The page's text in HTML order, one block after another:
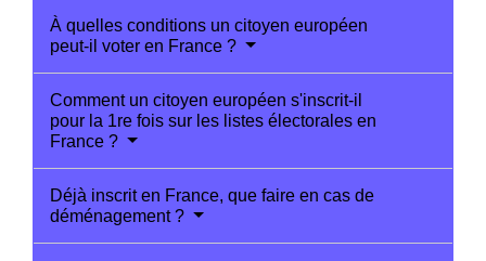
À quelles conditions un citoyen européen
peut-il voter en France ?
Comment un citoyen européen s'inscrit-il
pour la 1re fois sur les listes électorales en
France ?
Déjà inscrit en France, que faire en cas de
déménagement ?